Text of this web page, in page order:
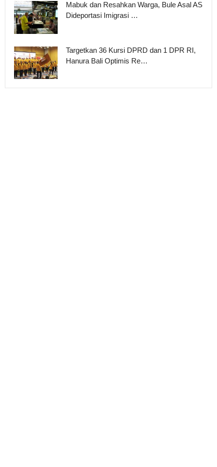
Mabuk dan Resahkan Warga, Bule Asal AS
Dideportasi Imigrasi …
Targetkan 36 Kursi DPRD dan 1 DPR RI,
Hanura Bali Optimis Re…